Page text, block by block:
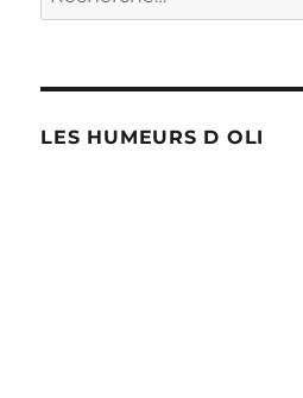
pour :
LES HUMEURS D OLI